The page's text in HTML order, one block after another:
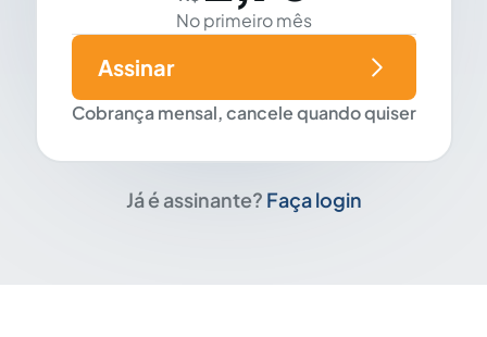
No primeiro mês
Cobrança mensal, cancele quando quiser
Assinar
Já é assinante? Faça login